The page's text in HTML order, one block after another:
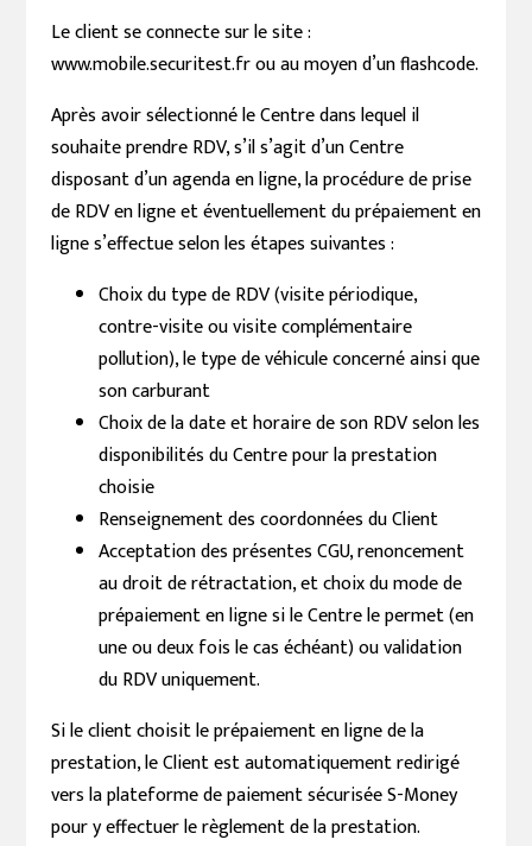
Le client se connecte sur le site :
www.mobile.securitest.fr ou au moyen d’un flashcode.
Après avoir sélectionné le Centre dans lequel il
souhaite prendre RDV, s’il s’agit d’un Centre
disposant d’un agenda en ligne, la procédure de prise
de RDV en ligne et éventuellement du prépaiement en
ligne s’effectue selon les étapes suivantes :
Choix du type de RDV (visite périodique,
contre-visite ou visite complémentaire
pollution), le type de véhicule concerné ainsi que
son carburant
Choix de la date et horaire de son RDV selon les
disponibilités du Centre pour la prestation
choisie
Renseignement des coordonnées du Client
Acceptation des présentes CGU, renoncement
au droit de rétractation, et choix du mode de
prépaiement en ligne si le Centre le permet (en
une ou deux fois le cas échéant) ou validation
du RDV uniquement.
Si le client choisit le prépaiement en ligne de la
prestation, le Client est automatiquement redirigé
vers la plateforme de paiement sécurisée S-Money
pour y effectuer le règlement de la prestation.